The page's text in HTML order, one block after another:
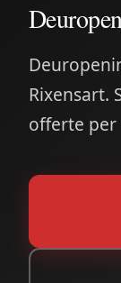
Rixensart.
offerte